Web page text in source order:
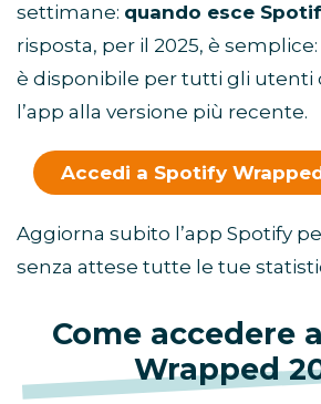
settimane: quando esce
risposta, per il 2025, è semplice:
è disponibile per tutti gli utenti
l’app alla versione più recente.
Accedi a Spotify
Aggiorna subito l’app Spotify
senza attese tutte le tue
Come accedere
Wrapped